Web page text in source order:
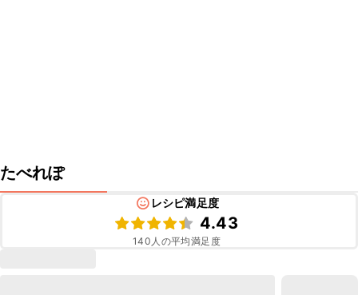
たべれぽ
レシピ満足度
4.43
140 人の平均満足度